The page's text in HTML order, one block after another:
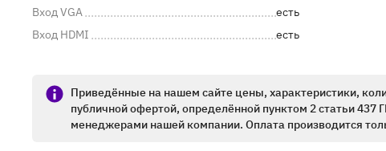
Вход VGA
есть
Вход HDMI
есть
Приведённые на нашем сайте цены, характеристики,
публичной офертой, определённой пунктом 2 статьи
менеджерами нашей компании. Оплата производится